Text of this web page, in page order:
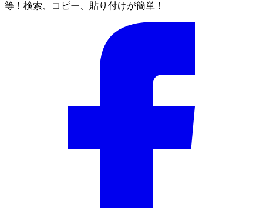
等！検索、コピー、貼り付けが簡単！